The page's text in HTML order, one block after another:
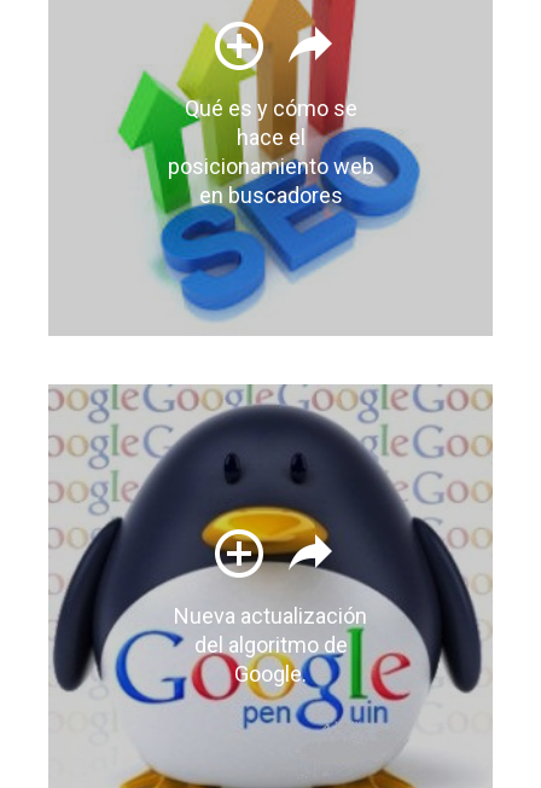
Qué es y cómo se
hace el
posicionamiento web
en buscadores
Nueva actualización
del algoritmo de
Google.